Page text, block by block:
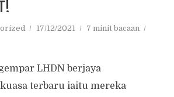
17/12/2021
7 minit bacaan
LHDN berjaya
terbaru iaitu mereka